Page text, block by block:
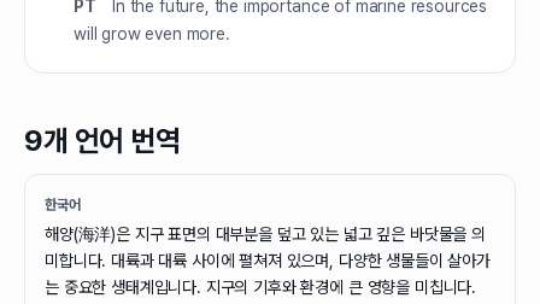
PT
In the future, the importance of marine resources
will grow even more.
9개 언어 번역
한국어
해양(海洋)은 지구 표면의 대부분을 덮고 있는 넓고 깊은 바닷물을 의
미합니다. 대륙과 대륙 사이에 펼쳐져 있으며, 다양한 생물들이 살아가
는 중요한 생태계입니다. 지구의 기후와 환경에 큰 영향을 미칩니다.